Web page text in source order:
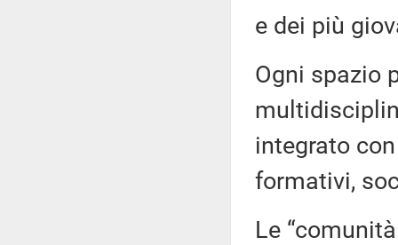
e dei più
Ogni spazio
integrato
formativi,
Le